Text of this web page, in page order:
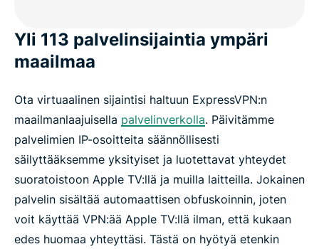
Yli 113 palvelinsijaintia ympäri
maailmaa
Ota virtuaalinen sijaintisi haltuun ExpressVPN:n
maailmanlaajuisella palvelinverkolla. Päivitämme
palvelimien IP-osoitteita säännöllisesti
säilyttääksemme yksityiset ja luotettavat yhteydet
suoratoistoon Apple TV:llä ja muilla laitteilla. Jokainen
palvelin sisältää automaattisen obfuskoinnin, joten
voit käyttää VPN:ää Apple TV:llä ilman, että kukaan
edes huomaa yhteyttäsi. Tästä on hyötyä etenkin